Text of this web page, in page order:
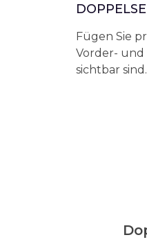
Fügen Sie
Vorder- und
sichtbar sind.